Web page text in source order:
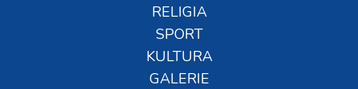
RELIGIA
SPORT
KULTURA
GALERIE